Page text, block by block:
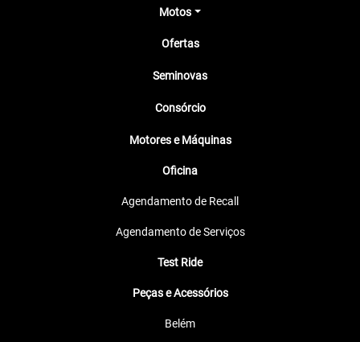
Motos
Ofertas
Seminovas
Consórcio
Motores e Máquinas
Oficina
Agendamento de Recall
Agendamento de Serviços
Test Ride
Peças e Acessórios
Belém